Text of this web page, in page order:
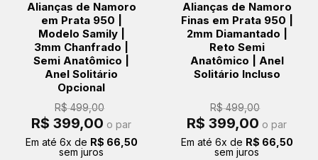
Alianças de Namoro
em Prata 950 |
Modelo Samily |
3mm Chanfrado |
Semi Anatômico |
Anel Solitário
Opcional
R$499,00
O
preço
era:
R$ 499,00.
R$ 399,00 preço
é:
o par
Em até 6x de R$ 66,50
sem juros
Alianças de Namoro
Finas em Prata 950 |
2mm Diamantado |
Reto Semi
Anatômico | Anel
Solitário Incluso
R$499,00
O
preço
era:
R$ 499,00.
R$ 399,00 preço
é:
o par
Em até 6x de R$ 66,50
sem juros